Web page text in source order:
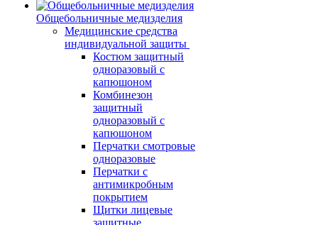
Общебольничные медизделия
Медицинские средства
индивидуальной защиты
Костюм защитный
одноразовый с
капюшоном
Комбинезон
защитный
одноразовый с
капюшоном
Перчатки смотровые
одноразовые
Перчатки с
антимикробным
покрытием
Щитки лицевые
защитные